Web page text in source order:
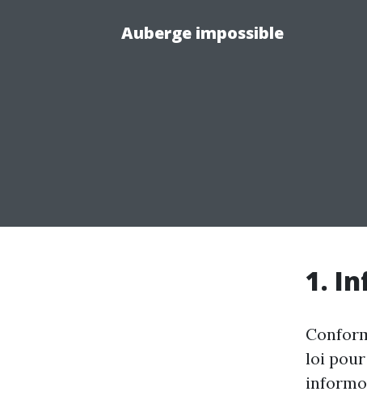
Auberge impossible
1.
loi pour